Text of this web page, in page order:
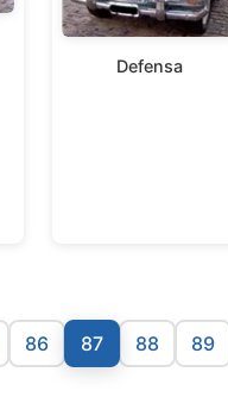
Defensa
86 87 88 89